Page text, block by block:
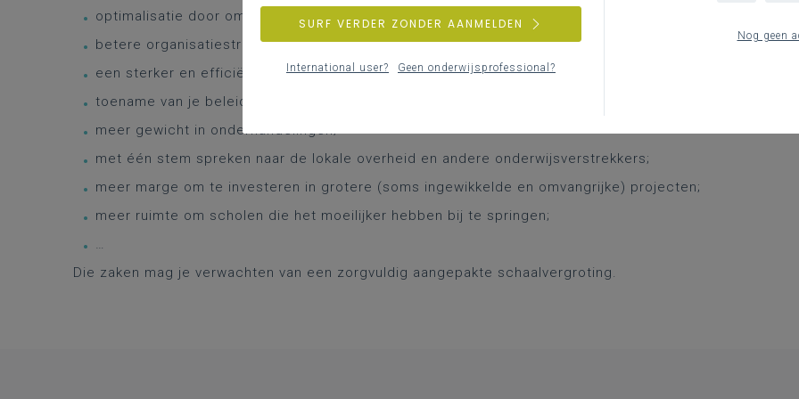
optimalisatie door omkadering en middelen efficiënter in te zetten;
betere organisatiestructuur waar talenten en competenties optimaal ingezet worden;
een sterker en efficiënter bestuur;
toename van je beleidsvoerend vermogen;
meer gewicht in onderhandelingen;
met één stem spreken naar de lokale overheid en andere onderwijsverstrekkers;
meer marge om te investeren in grotere (soms ingewikkelde en omvangrijke) projecten;
meer ruimte om scholen die het moeilijker hebben bij te springen;
…
Die zaken mag je verwachten van een zorgvuldig aangepakte schaalvergroting.
Nog geen
SURF VERDER ZONDER AANMELDEN
International user? Geen onderwijsprofessional?